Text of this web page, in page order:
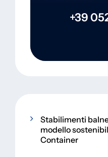
+39
Stabilimenti
modello
Container